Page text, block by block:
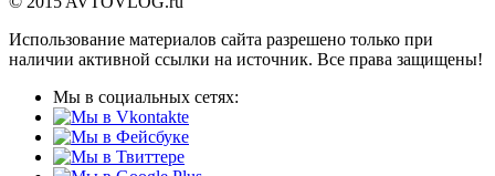
Использование материалов сайта разрешено только при
наличии активной ссылки на источник. Все права защищены!
Мы в социальных сетях: